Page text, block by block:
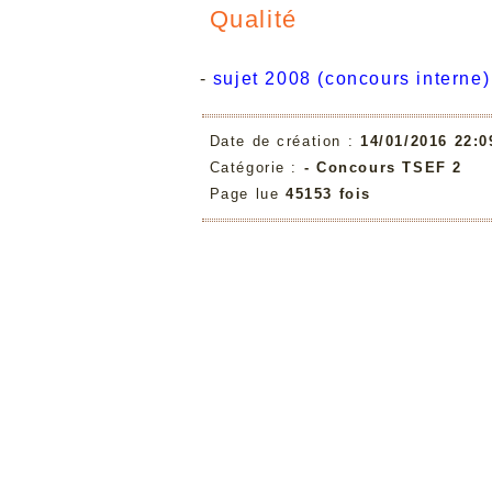
Qualité
- sujet 2008 (concours interne)
Date de création : 14/01/2016
Catégorie : - Concours TSEF 2
Page lue 45153 fois